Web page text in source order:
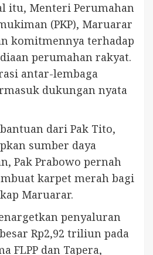
itu, Menteri Perumahan
(PKP), Maruarar
komitmennya terhadap
perumahan rakyat.
antar-lembaga
dukungan nyata
dari Pak Tito,
sumber daya
Pak Prabowo pernah
karpet merah bagi
Maruarar.
penyaluran
Rp2,92 triliun pada
FLPP dan Tapera,